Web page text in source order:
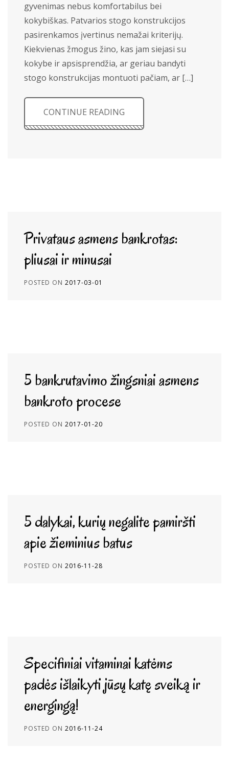
gyvenimas nebus komfortabilus bei
kokybiškas. Patvarios stogo konstrukcijos
pasirenkamos įvertinus nemažai kriterijų.
Kiekvienas žmogus žino, kas jam siejasi su
kokybe ir apsisprendžia, ar geriau bandyti
stogo konstrukcijas montuoti pačiam, ar […]
CONTINUE READING
Privataus asmens bankrotas:
pliusai ir minusai
POSTED ON 2017-03-01
5 bankrutavimo žingsniai asmens
bankroto procese
POSTED ON 2017-01-20
5 dalykai, kurių negalite pamiršti
apie žieminius batus
POSTED ON 2016-11-28
Specifiniai vitaminai katėms
padės išlaikyti jūsų katę sveiką ir
energingą!
POSTED ON 2016-11-24